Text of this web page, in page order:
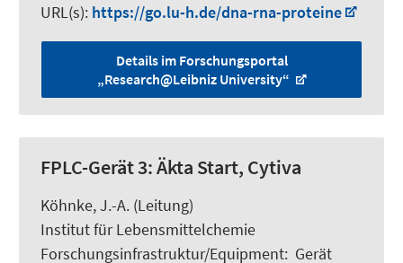
URL(s): https://go.lu-h.de/dna-rna-proteine
Details im Forschungsportal
„Research@Leibniz University“
FPLC-Gerät 3: Äkta Start, Cytiva
Köhnke, J.-A. (Leitung)
Institut für Lebensmittelchemie
Forschungsinfrastruktur/Equipment: Gerät